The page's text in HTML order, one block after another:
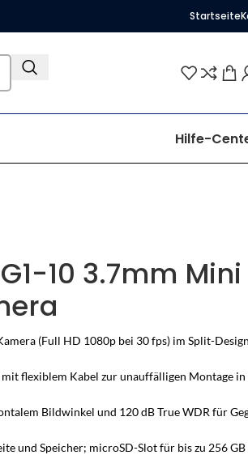
Startseite
Hilfe-
10 3.7mm Mini
(Full HD 1080p bei 30 fps) im Split-
flexiblem Kabel zur unauffälligen Montage in
Bildwinkel und 120 dB True WDR für
und Speicher; microSD-Slot für bis zu 256